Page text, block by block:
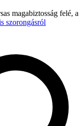
magabiztosság felé, a
szorongásról